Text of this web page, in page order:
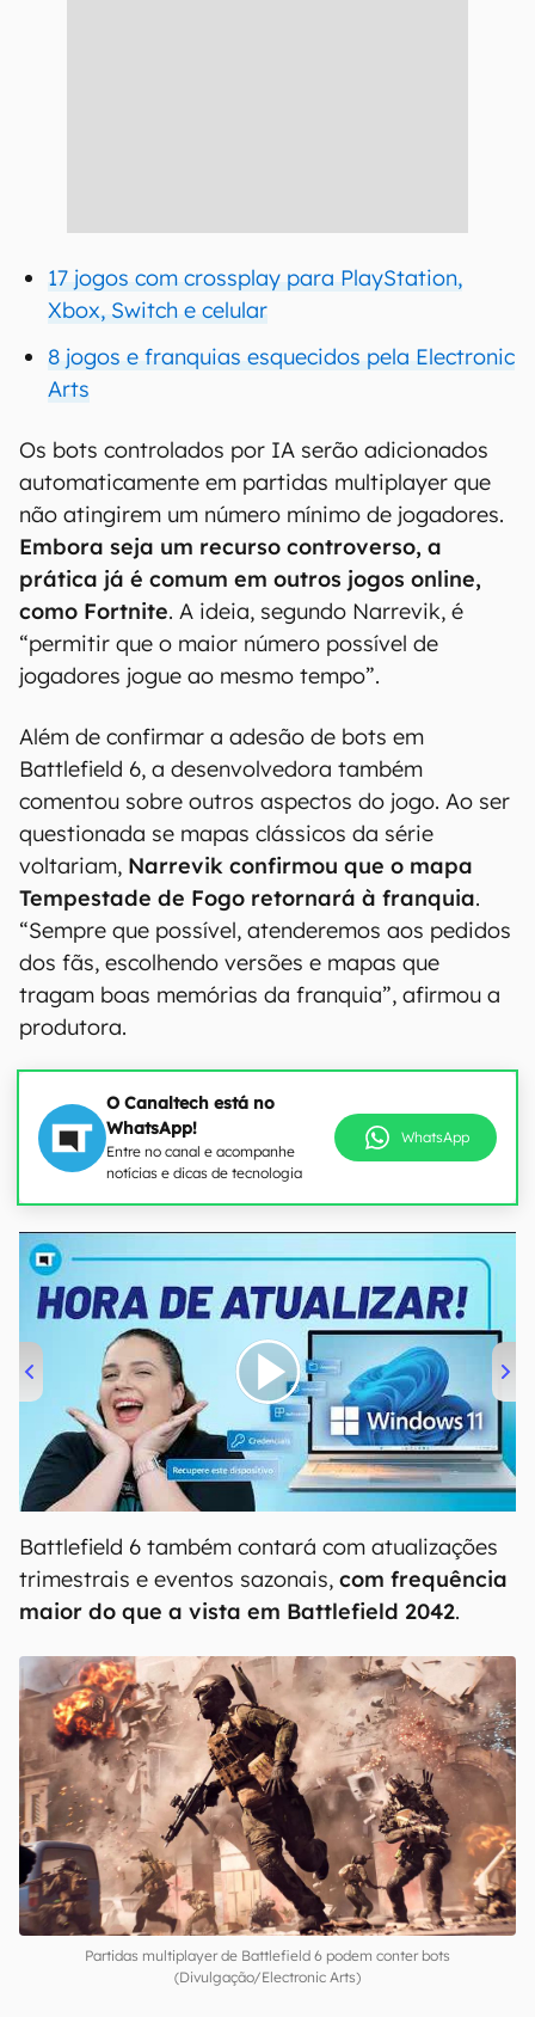
17 jogos com crossplay para PlayStation,
Xbox, Switch e celular
8 jogos e franquias esquecidos pela Electronic
Arts
Os bots controlados por IA serão adicionados
automaticamente em partidas multiplayer que
não atingirem um número mínimo de jogadores.
Embora seja um recurso controverso, a
prática já é comum em outros jogos online,
como Fortnite. A ideia, segundo Narrevik, é
“permitir que o maior número possível de
jogadores jogue ao mesmo tempo”.
Além de confirmar a adesão de bots em
Battlefield 6, a desenvolvedora também
comentou sobre outros aspectos do jogo. Ao ser
questionada se mapas clássicos da série
voltariam, Narrevik confirmou que o mapa
Tempestade de Fogo retornará à franquia.
“Sempre que possível, atenderemos aos pedidos
dos fãs, escolhendo versões e mapas que
tragam boas memórias da franquia”, afirmou a
produtora.
O Canaltech está no
WhatsApp!
Entre no canal e acompanhe
notícias e dicas de tecnologia
WhatsApp
00:00 04:52
Battlefield 6 também contará com atualizações
trimestrais e eventos sazonais, com frequência
maior do que a vista em Battlefield 2042.
Partidas multiplayer de Battlefield 6 podem conter bots
(Divulgação/Electronic Arts)